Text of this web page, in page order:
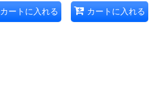
カートに入れる カートに入れる